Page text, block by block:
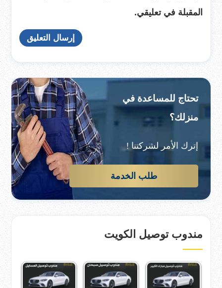
المقبلة في تعليقي.
تحتاج للمساعدة في
منزلك؟
إترك الأمر لشركتنا !
طلب الخدمة
مندوب توصيل الكويت